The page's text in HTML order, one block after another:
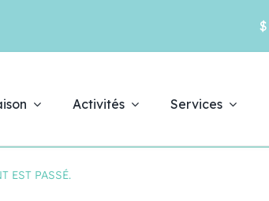
$
Activités Services
EST PASSÉ.